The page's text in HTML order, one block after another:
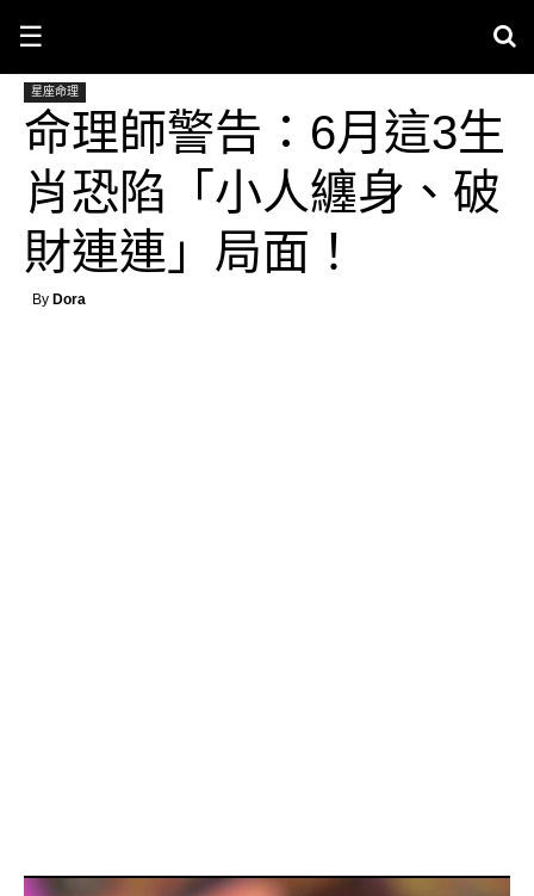
☰
星座命理
命理師警告：6月這3生
肖恐陷「小人纏身、破
財連連」局面！
By Dora